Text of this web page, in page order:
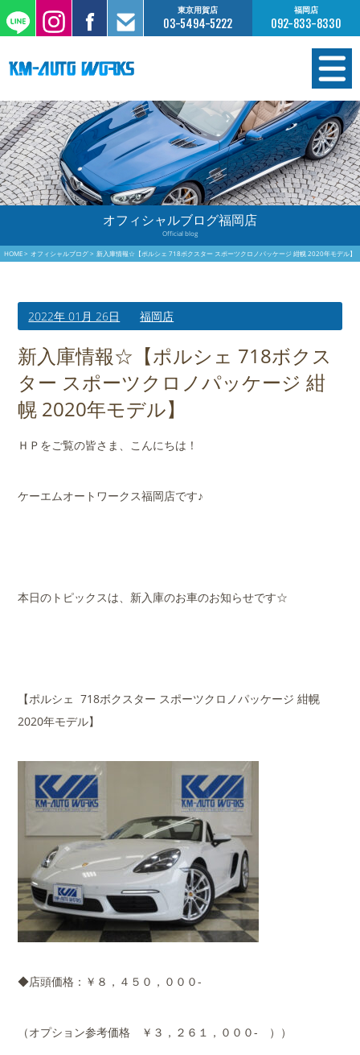
東京用賀店
03-5494-5222
福岡店
092-833-8330
在庫情報
オーダー販売
工場サービス
保証について
買取査定のご案内
店舗案内
会社概要
オフィシャルブログ福岡店
Official blog
HOME オフィシャルブログ 新入庫情報☆【ポルシェ 718ボクスター スポーツクロノパッケージ 紺幌 2020年モデル】
2022年 01月 26日 福岡店
新入庫情報☆【ポルシェ 718ボクス
ター スポーツクロノパッケージ 紺
幌 2020年モデル】
ＨＰをご覧の皆さま、こんにちは！
ケーエムオートワークス福岡店です♪
本日のトピックスは、新入庫のお車のお知らせです☆
【ポルシェ 718ボクスター スポーツクロノパッケージ 紺幌
2020年モデル】
◆店頭価格：￥８，４５０，０００-
（オプション参考価格 ￥３，２６１，０００- ））